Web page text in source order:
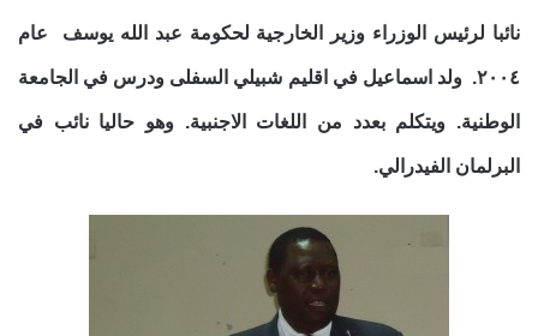
نائبا لرئيس الوزراء وزير الخارجية لحكومة عبد الله يوسف عام
٢٠٠٤. ولد اسماعيل في اقليم شبيلي السفلى ودرس في الجامعة
الوطنية. ويتكلم بعدد من اللغات الاجنبية. وهو حاليا نائب في
البرلمان الفيدرالي.